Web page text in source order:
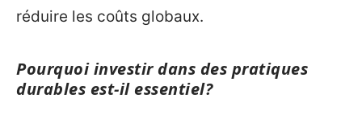
réduire les coûts globaux.
Pourquoi investir dans des pratiques
durables est-il essentiel?